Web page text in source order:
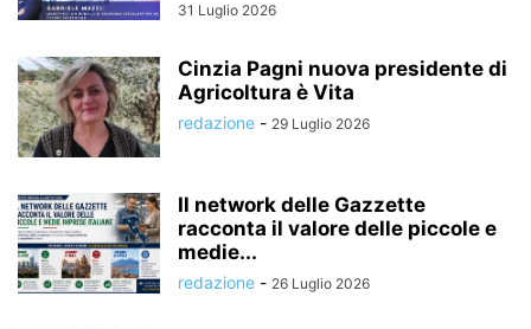
31 Luglio 2026
Cinzia Pagni nuova presidente di
Agricoltura è Vita
redazione - 29 Luglio 2026
Il network delle Gazzette
racconta il valore delle piccole e
medie...
redazione - 26 Luglio 2026